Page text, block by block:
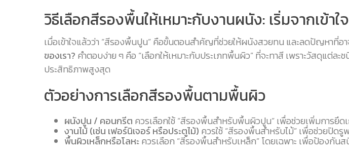
วิธีเลือกสีรองพื้นให้เหมาะกับงานผนัง: เริ่มจากเข้า
เมื่อเข้าใจแล้วว่า “สีรองพื้นปูน” คือขั้นตอนสำคัญที่ช่วยให้ผนังสวยทน และลดปัญหาที่อา
ของเรา? คำตอบง่าย ๆ คือ “เลือกให้เหมาะกับประเภทพื้นผิว” ที่จะทาสี เพราะวัสดุแต่
ประสิทธิภาพสูงสุด
ตัวอย่างการเลือกสีรองพื้นตามพื้นผิว
ผนังปูน / คอนกรีต ควรเลือกใช้ “สีรองพื้นสำหรับพื้นผิวปูน” เพื่อช่วยเพิ่มการยึ
งานไม้ (เช่น เฟอร์นิเจอร์ หรือประตูไม้) ควรใช้ “สีรองพื้นสำหรับไม้” เพื่อช่วยปิด
พื้นผิวเหล็กหรือโลหะควรเลือก “สีรองพื้นสำหรับเหล็ก” โดยเฉพาะ เพื่อป้องกัน